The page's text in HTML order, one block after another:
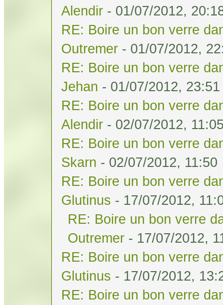
Alendir - 01/07/2012,
RE: Boire un bon verre
Outremer - 01/07/2012,
RE: Boire un bon verre
Jehan - 01/07/2012, 23:51
RE: Boire un bon verre
Alendir - 02/07/2012,
RE: Boire un bon verre
Skarn - 02/07/2012, 11:50
RE: Boire un bon verre
Glutinus - 17/07/2012,
RE: Boire un bon verre
Outremer - 17/07/2012,
RE: Boire un bon verre
Glutinus - 17/07/2012,
RE: Boire un bon verre